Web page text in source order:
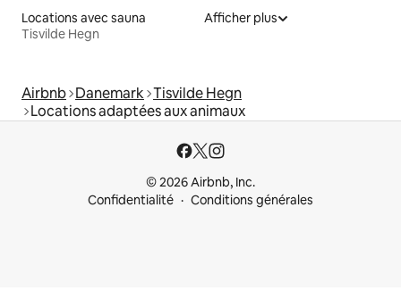
Locations avec sauna
Tisvilde Hegn
Afficher plus
Airbnb Danemark Tisvilde Hegn
Locations adaptées aux animaux
© 2026 Airbnb, Inc.
Confidentialité
Conditions générales